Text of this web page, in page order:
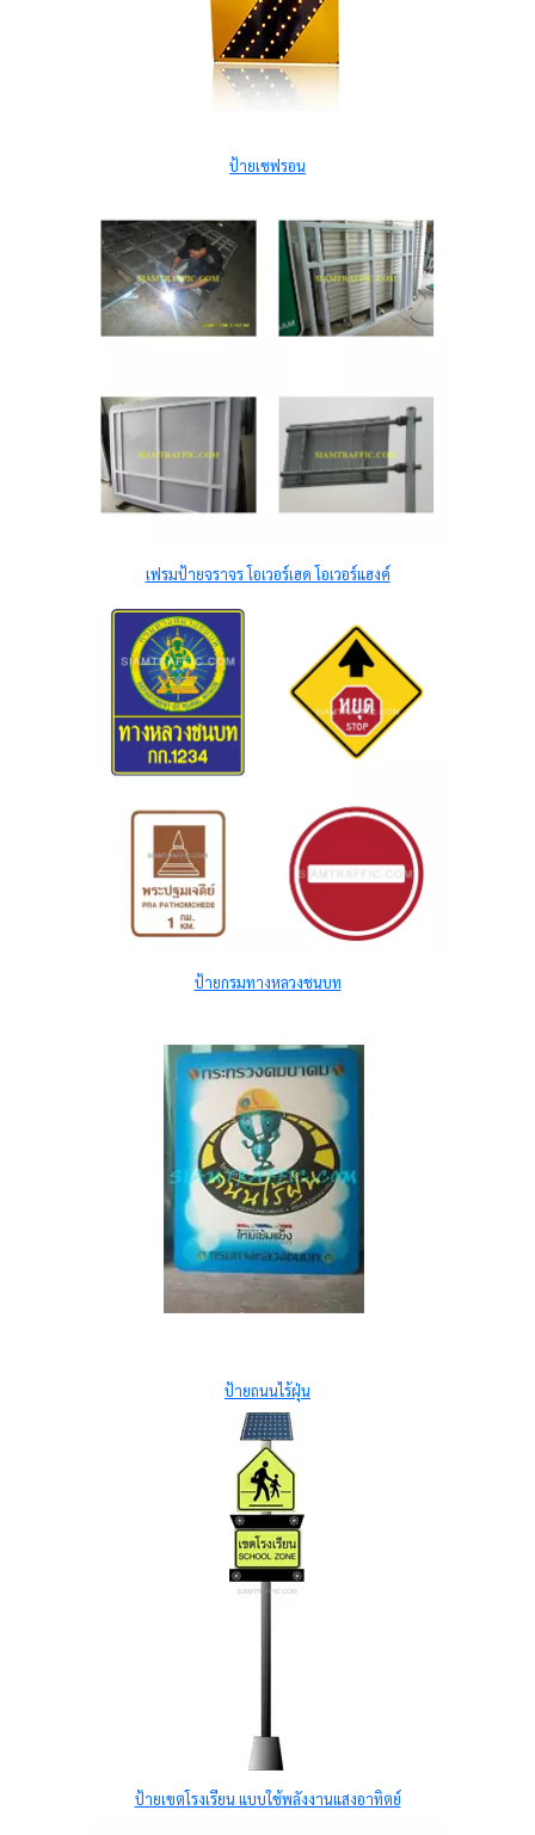
ป้ายเชฟรอน
เฟรมป้ายจราจร โอเวอร์เฮด โอเวอร์แฮงค์
ป้ายกรมทางหลวงชนบท
ป้ายถนนไร้ฝุ่น
ป้ายเขตโรงเรียน แบบใช้พลังงานแสงอาทิตย์